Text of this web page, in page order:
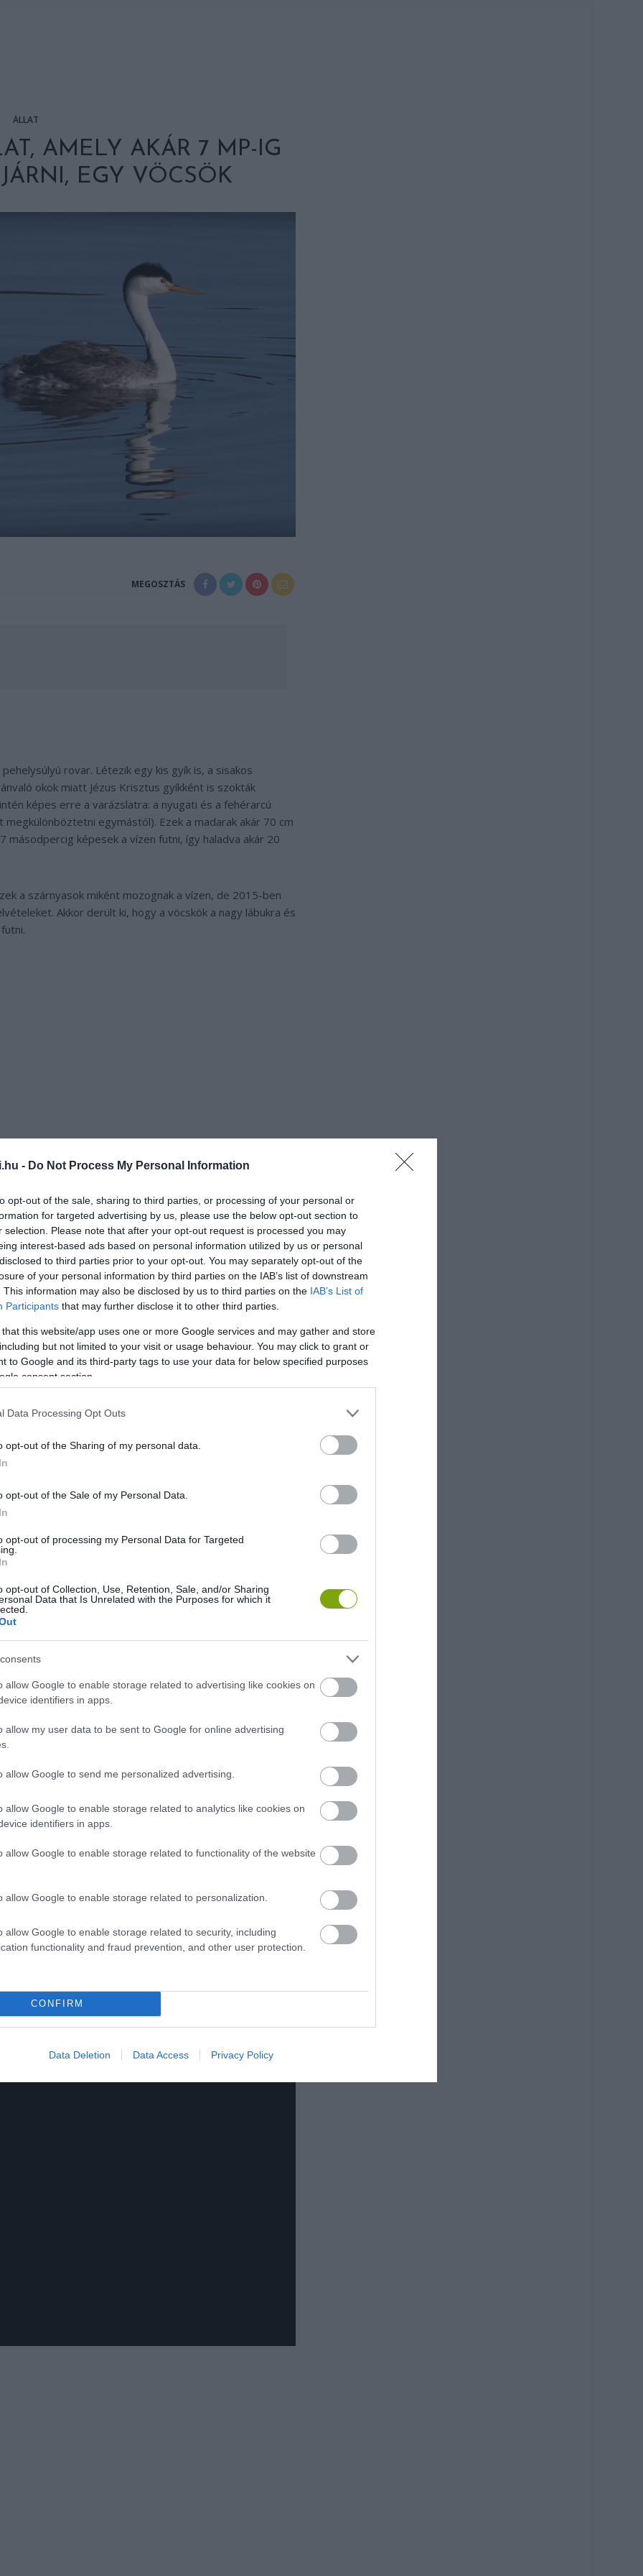
- Do Not Process My Personal Information
opt-out of the sale, sharing to third parties, or processing of your personal or
for targeted advertising by us, please use the below opt-out section to
selection. Please note that after your opt-out request is processed you may
interest-based ads based on personal information utilized by us or personal
to third parties prior to your opt-out. You may separately opt-out of the
of your personal information by third parties on the IAB’s list of downstream
This information may also be disclosed by us to third parties on the IAB’s List of
Participants that may further disclose it to other third parties.
that this website/app uses one or more Google services and may gather and store
but not limited to your visit or usage behaviour. You may click to grant or
to Google and its third-party tags to use your data for below specified purposes
consent section.
Data Processing Opt Outs
opt-out of the Sharing of my personal data.
opt-out of the Sale of my Personal Data.
opt-out of processing my Personal Data for Targeted
opt-out of Collection, Use, Retention, Sale, and/or Sharing
Data that Is Unrelated with the Purposes for which it
allow Google to enable storage related to advertising like cookies on
identifiers in apps.
allow my user data to be sent to Google for online advertising
allow Google to send me personalized advertising.
allow Google to enable storage related to analytics like cookies on
identifiers in apps.
allow Google to enable storage related to functionality of the website
allow Google to enable storage related to personalization.
allow Google to enable storage related to security, including
functionality and fraud prevention, and other user protection.
CONFIRM
Data Deletion Data Access Privacy Policy
ÁLLAT
AMELY AKÁR 7 MP-IG
EGY VÖCSÖK
MEGOSZTÁS
rovar. Létezik egy kis gyík is, a sisakos
okok miatt Jézus Krisztus gyíkként is szokták
képes erre a varázslatra: a nyugati és a fehérarcú
egymástól). Ezek a madarak akár 70 cm
képesek a vízen futni, így haladva akár 20
a szárnyasok miként mozognak a vízen, de 2015-ben
Akkor derült ki, hogy a vöcskök a nagy lábukra és
ütögetik a víz felszínén, azokat használják a víz
csupán fele akkora erő kifejtését igényli. Ahogyan
csökkenti. De mindez önmagában még mindig nem
mozgatni, húszat is léphetnek egyetlen másodperc
a párzás időszakban, a rituálé részeként mutatja be a
laboratóriumi körülmények között bármikor vizsgálni
tanulmányozni ezt a szokást videofelvételek
még mindig rejtély övezi.
valójában hihetetlen mutatvány, lenyűgöző egy
csoda.